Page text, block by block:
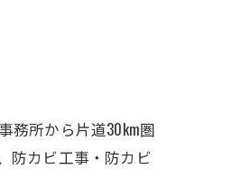
務所から片道30km圏
防カビ工事・防カビ